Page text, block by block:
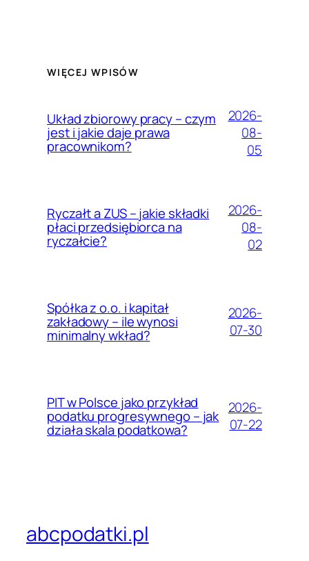
WIĘCEJ WPISÓW
Układ zbiorowy pracy – czym
jest i jakie daje prawa
pracownikom?
2026-
08-
05
Ryczałt a ZUS – jakie składki
płaci przedsiębiorca na
ryczałcie?
2026-
08-
02
Spółka z o.o. i kapitał
zakładowy – ile wynosi
minimalny wkład?
2026-
07-30
PIT w Polsce jako przykład
podatku progresywnego – jak
działa skala podatkowa?
2026-
07-22
abcpodatki.pl